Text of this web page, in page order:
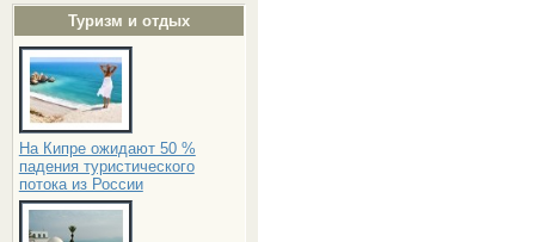
Туризм и отдых
На Кипре ожидают 50 %
падения туристического
потока из России